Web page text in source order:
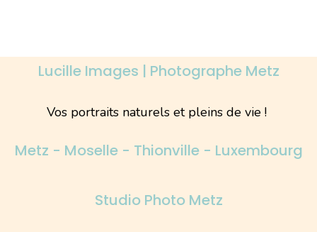
Lucille Images | Photographe Metz
Vos portraits naturels et pleins de vie !
Metz - Moselle - Thionville - Luxembourg
Studio Photo Metz